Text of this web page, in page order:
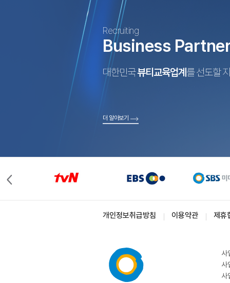
Recruiting
Business
대한민국뷰티교육업계 를 선도할
더 알아보기
개인정보취급방침 이용약관 제휴
사
사
사